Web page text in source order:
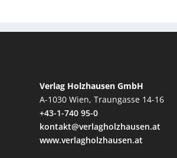
Verlag Holzhausen GmbH
A-1030 Wien, Traungasse 14-16
+43-1-740 95-0
kontakt@verlagholzhausen.at
www.verlagholzhausen.at